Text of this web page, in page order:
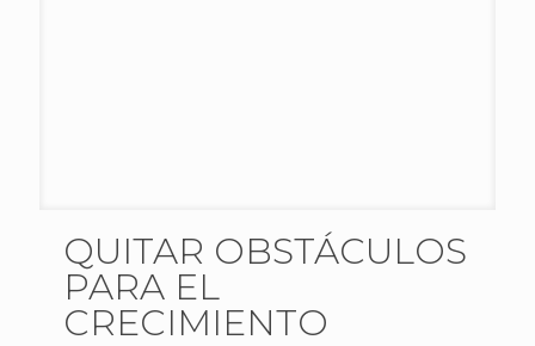
QUITAR OBSTÁCULOS
PARA EL
CRECIMIENTO